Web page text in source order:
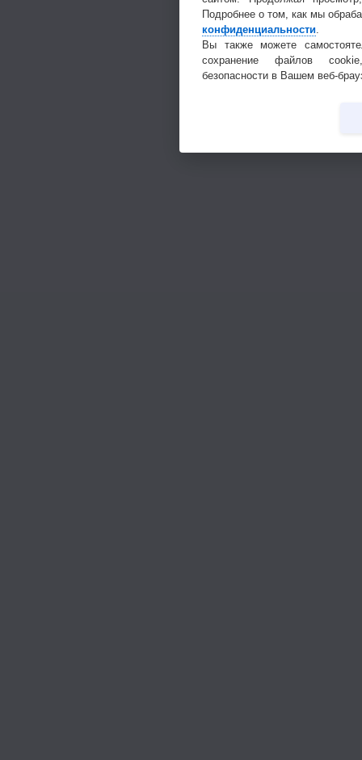
Подробнее о том, как мы
конфиденциальности
Вы также можете
сохранение файлов
безопасности в Вашем веб-